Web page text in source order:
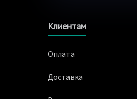
Клиентам
Оплата
Доставка